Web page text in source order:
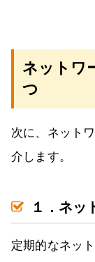
ネットワ
つ
次に、ネット
介します。
１．ネッ
定期的なネッ